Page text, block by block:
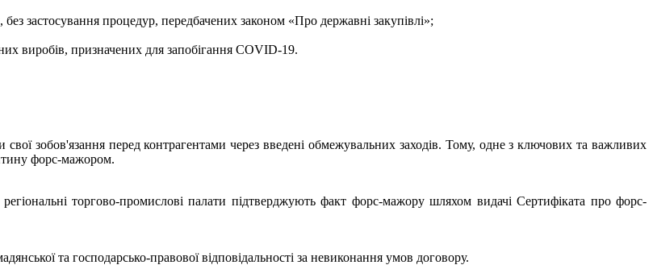
без застосування процедур, передбачених законом «Про державні закупівлі»;
виробів, призначених для запобігання COVID-19.
зобов'язання перед контрагентами через введені обмежувальних заходів. Тому, одне з ключових та важливих
форс-мажором.
торгово-промислові палати підтверджують факт форс-мажору шляхом видачі Сертифіката про форс-
та господарсько-правової відповідальності за невиконання умов договору.